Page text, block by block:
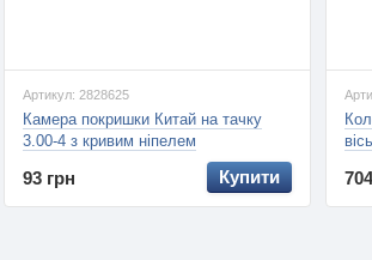
Артикул: 2828625
Камера покришки Китай на тачку
3.00-4 з кривим ніпелем
93 грн Купити